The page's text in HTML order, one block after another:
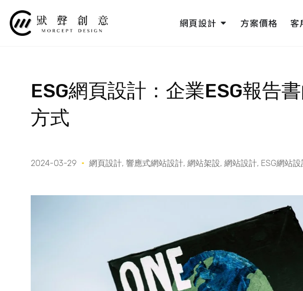
網頁設計 Open 網頁設計
方案價格 客
ESG網頁設計：企業ESG報告
方式
2024-03-29 網頁設計, 響應式網站設計, 網站架設, 網站設計, ESG網站設